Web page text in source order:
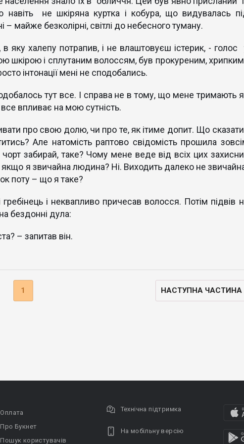
навіть не шкіряна куртка і кобура, що видувалась
– майже безколірні, світлі до небесного туману.
яку халепу потрапив, і не влаштовуєш істерик, - голос
шкірою і сплутаним волоссям, був прокуреним, хрипким
інтонації мені не сподобались.
тут все. І справа не в тому, що мене тримають
впливає на мою сутність.
про свою долю, чи про те, як ітиме допит. Що
Але натомість раптово свідомість прошила
забирай, таке? Чому мене веде від всіх цих
якщо я звичайна людина? Ні. Виходить далеко не
поту – що я таке?
і неквапливо причесав волосся. Потім підвів
бездонні дула:
– запитав він.
1 НАСТУПНА ЧАСТИНА
Оплата
Про Букнет
Пошук користувачів
Технічна підтримка
На мобільну версію